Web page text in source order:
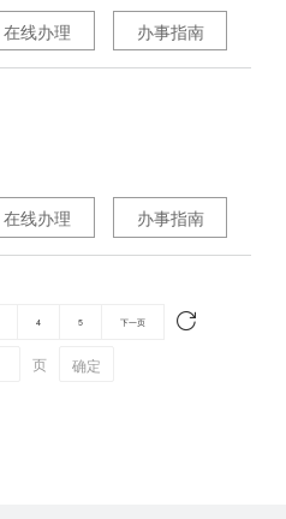
办事指南
在线办理
办事指南
在线办理
4 5 下一页
页 确定